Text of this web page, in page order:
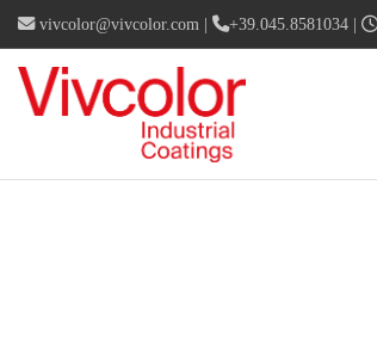
vivcolor@vivcolor.com | +39.045.8581034 |